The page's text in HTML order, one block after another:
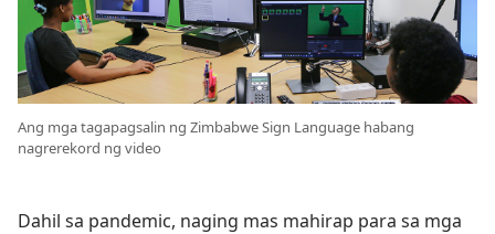
Ang mga tagapagsalin ng Zimbabwe Sign Language habang
nagrerekord ng video
Dahil sa pandemic, naging mas mahirap para sa mga